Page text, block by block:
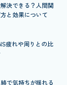
決できる？人間関
と効果について
疲れや周りとの比
で気持ちが揺れる